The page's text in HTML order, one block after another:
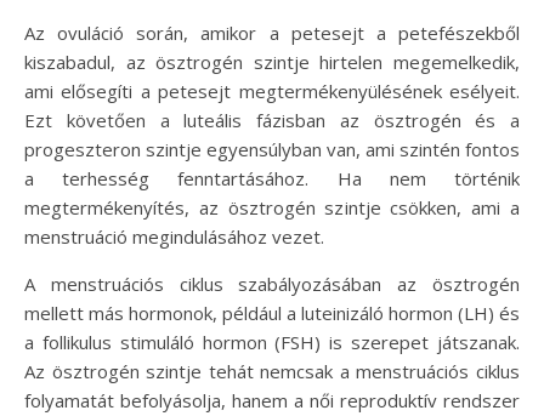
Az ovuláció során, amikor a petesejt a petefészekből
kiszabadul, az ösztrogén szintje hirtelen megemelkedik,
ami elősegíti a petesejt megtermékenyülésének esélyeit.
Ezt követően a luteális fázisban az ösztrogén és a
progeszteron szintje egyensúlyban van, ami szintén fontos
a terhesség fenntartásához. Ha nem történik
megtermékenyítés, az ösztrogén szintje csökken, ami a
menstruáció megindulásához vezet.
A menstruációs ciklus szabályozásában az ösztrogén
mellett más hormonok, például a luteinizáló hormon (LH) és
a follikulus stimuláló hormon (FSH) is szerepet játszanak.
Az ösztrogén szintje tehát nemcsak a menstruációs ciklus
folyamatát befolyásolja, hanem a női reproduktív rendszer